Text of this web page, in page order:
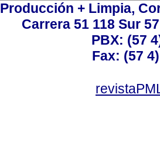
Producción + Limpia,
Carrera 51 118 Sur
PBX: (57
Fax: (57